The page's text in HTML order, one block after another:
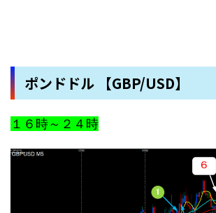
ポンドドル 【GBP/USD】
１６時～２４時